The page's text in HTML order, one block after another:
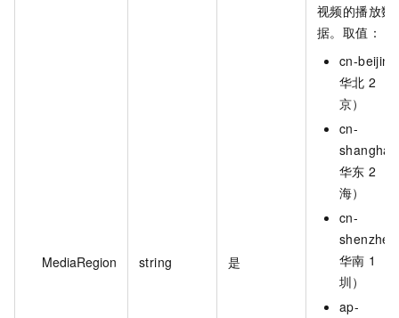
MediaRegion string 是
视频的播放数
据。取值：
cn-
华北 2（
京）
cn-
shanghai
华东 2（
海）
cn-
华南 1（
圳）
ap-